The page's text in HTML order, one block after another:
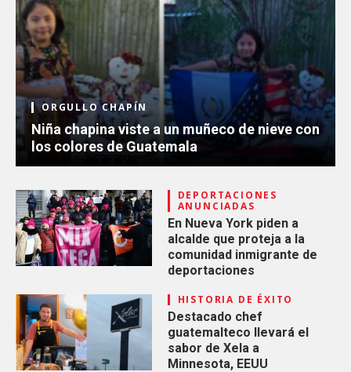
ORGULLO CHAPÍN
Niña chapina viste a un muñeco de nieve con
los colores de Guatemala
DEPORTACIONES
ANUNCIADAS
En Nueva York piden a
alcalde que proteja a la
comunidad inmigrante de
deportaciones
HISTORIA DE ÉXITO
Destacado chef
guatemalteco llevará el
sabor de Xela a
Minnesota, EEUU